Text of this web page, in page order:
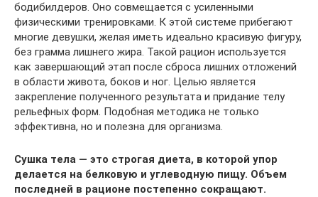
бодибилдеров. Оно совмещается с усиленными
физическими тренировками. К этой системе прибегают
многие девушки, желая иметь идеально красивую фигуру,
без грамма лишнего жира. Такой рацион используется
как завершающий этап после сброса лишних отложений
в области живота, боков и ног. Целью является
закрепление полученного результата и придание телу
рельефных форм. Подобная методика не только
эффективна, но и полезна для организма.
Сушка тела — это строгая диета, в которой упор
делается на белковую и углеводную пищу. Объем
последней в рационе постепенно сокращают.